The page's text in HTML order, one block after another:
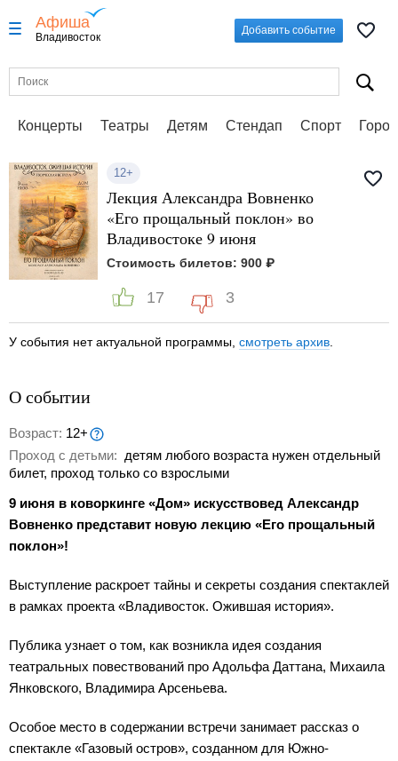
Афиша
Владивосток
Добавить событие
Концерты Театры Детям Стендап Спорт
12+
Лекция Александра Вовненко
«Его прощальный поклон» во
Владивостоке 9 июня
Стоимость билетов: 900 ₽
17 3
У события нет актуальной программы, смотреть архив
О событии
Возраст: 12+
Проход с детьми: детям любого возраста нужен отдельный
билет, проход только со взрослыми
9 июня в коворкинге «Дом» искусствовед Александр
Вовненко представит новую лекцию «Его прощальный
поклон»!
Выступление раскроет тайны и секреты создания спектаклей
в рамках проекта «Владивосток. Ожившая история».
Публика узнает о том, как возникла идея создания
театральных повествований про Адольфа Даттана, Михаила
Янковского, Владимира Арсеньева.
Особое место в содержании встречи занимает рассказ о
спектакле «Газовый остров», созданном для Южно-